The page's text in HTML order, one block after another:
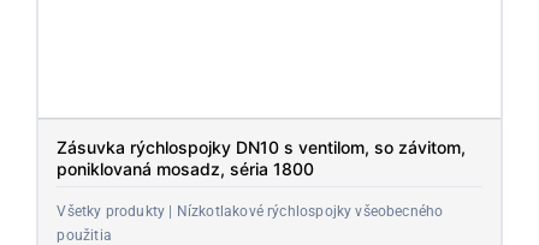
Zásuvka rýchlospojky DN10 s ventilom, so závitom,
poniklovaná mosadz, séria 1800
Všetky produkty | Nízkotlakové rýchlospojky všeobecného
použitia